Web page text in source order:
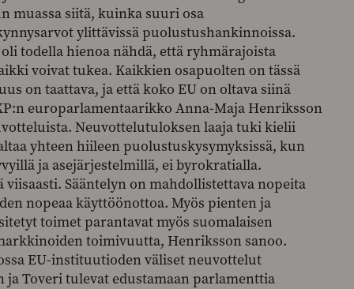
muassa siitä, kuinka suuri osa
ylittävissä puolustushankinnoissa.
todella hienoa nähdä, että ryhmärajoista
voivat tukea. Kaikkien osapuolten on tässä
on taattava, ja että koko EU on oltava siinä
europarlamentaarikko Anna-Maja Henriksson
Neuvottelutuloksen laaja tuki kielii
yhteen hiileen puolustuskysymyksissä, kun
ja asejärjestelmillä, ei byrokratialla.
Sääntelyn on mahdollistettava nopeita
nopeaa käyttöönottoa. Myös pienten ja
toimet parantavat myös suomalaisen
toimivuutta, Henriksson sanoo.
EU-instituutioden väliset neuvottelut
Toveri tulevat edustamaan parlamenttia